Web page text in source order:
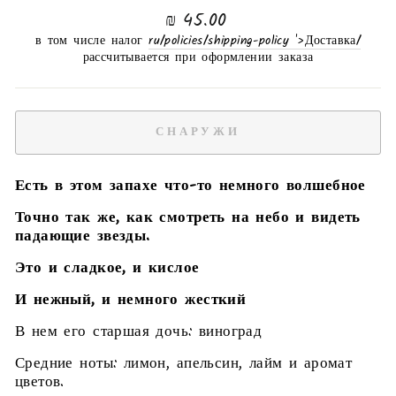
нормальная
цена
45.00 ₪
в том числе налог
/ru/policies/shipping-policy '>Доставка
рассчитывается при оформлении заказа
СНАРУЖИ
Есть в этом запахе что-то немного волшебное
Точно так же, как смотреть на небо и видеть
падающие звезды.
Это и сладкое, и кислое
И нежный, и немного жесткий
В нем его старшая дочь: виноград
Средние ноты: лимон, апельсин, лайм и аромат
цветов.